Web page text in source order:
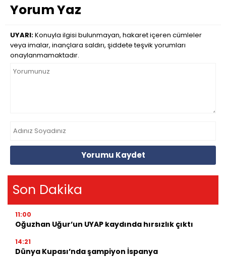
Yorum Yaz
UYARI:Konuyla ilgisi bulunmayan, hakaret içeren cümleler
veya imalar, inançlara saldırı, şiddete teşvik yorumları
onaylanmamaktadır.
Yorumu Kaydet
Son Dakika
11:00
Oğuzhan Uğur’un UYAP kaydında hırsızlık çıktı
14:21
Dünya Kupası’nda şampiyon İspanya